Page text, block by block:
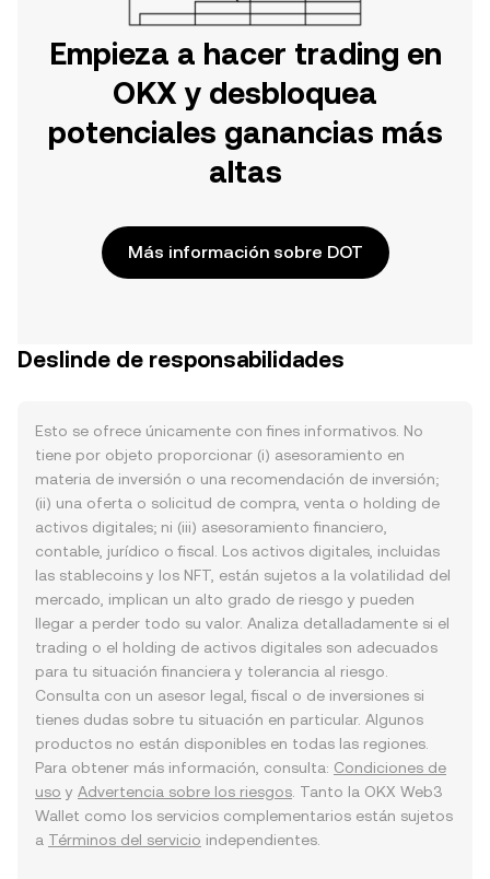
Empieza a hacer trading en
OKX y desbloquea
potenciales ganancias más
altas
Más información sobre DOT
Deslinde de responsabilidades
Esto se ofrece únicamente con fines informativos. No
tiene por objeto proporcionar (i) asesoramiento en
materia de inversión o una recomendación de inversión;
(ii) una oferta o solicitud de compra, venta o holding de
activos digitales; ni (iii) asesoramiento financiero,
contable, jurídico o fiscal. Los activos digitales, incluidas
las stablecoins y los NFT, están sujetos a la volatilidad del
mercado, implican un alto grado de riesgo y pueden
llegar a perder todo su valor. Analiza detalladamente si el
trading o el holding de activos digitales son adecuados
para tu situación financiera y tolerancia al riesgo.
Consulta con un asesor legal, fiscal o de inversiones si
tienes dudas sobre tu situación en particular. Algunos
productos no están disponibles en todas las regiones.
Para obtener más información, consulta: Condiciones de
uso y Advertencia sobre los riesgos . Tanto la OKX Web3
Wallet como los servicios complementarios están sujetos
a Términos del servicio independientes.